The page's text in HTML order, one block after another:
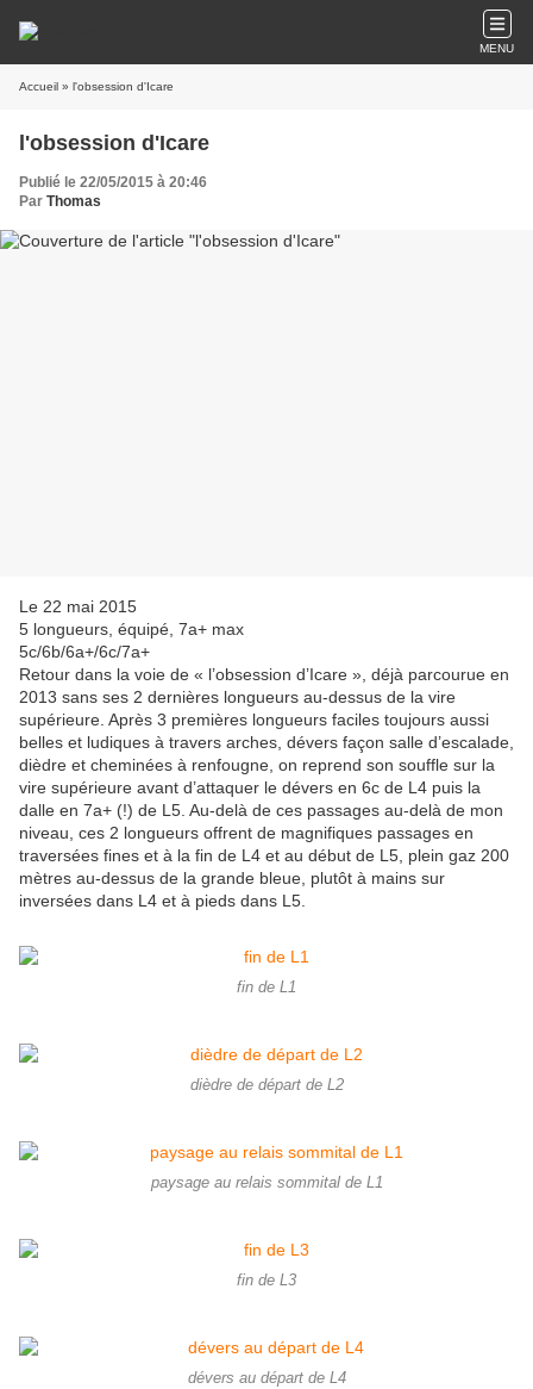
MENU
Accueil » l'obsession d'Icare
l'obsession d'Icare
Publié le 22/05/2015 à 20:46
Par Thomas
Le 22 mai 2015
5 longueurs, équipé, 7a+ max
5c/6b/6a+/6c/7a+
Retour dans la voie de « l’obsession d’Icare », déjà parcourue en
2013 sans ses 2 dernières longueurs au-dessus de la vire
supérieure. Après 3 premières longueurs faciles toujours aussi
belles et ludiques à travers arches, dévers façon salle d’escalade,
dièdre et cheminées à renfougne, on reprend son souffle sur la
vire supérieure avant d’attaquer le dévers en 6c de L4 puis la
dalle en 7a+ (!) de L5. Au-delà de ces passages au-delà de mon
niveau, ces 2 longueurs offrent de magnifiques passages en
traversées fines et à la fin de L4 et au début de L5, plein gaz 200
mètres au-dessus de la grande bleue, plutôt à mains sur
inversées dans L4 et à pieds dans L5.
fin de L1
dièdre de départ de L2
paysage au relais sommital de L1
fin de L3
dévers au départ de L4